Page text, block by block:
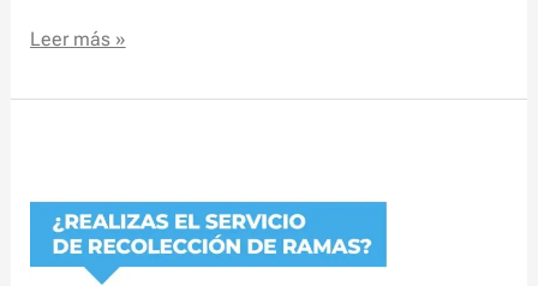
Leer más »
recolectores
ramas